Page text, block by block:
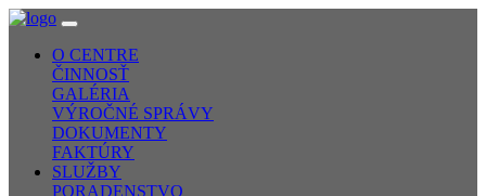
O CENTRE
ČINNOSŤ
GALÉRIA
VÝROČNÉ SPRÁVY
DOKUMENTY
FAKTÚRY
SLUŽBY
PORADENSTVO